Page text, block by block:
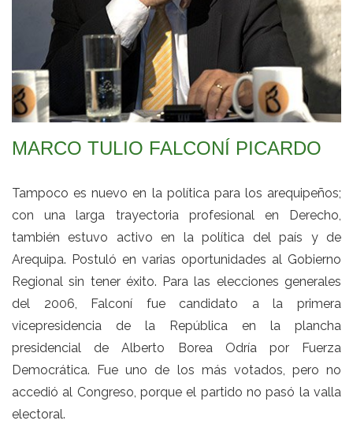
MARCO TULIO FALCONÍ PICARDO
Tampoco es nuevo en la política para los arequipeños;
con una larga trayectoria profesional en Derecho,
también estuvo activo en la política del país y de
Arequipa. Postuló en varias oportunidades al Gobierno
Regional sin tener éxito. Para las elecciones generales
del 2006, Falconí fue candidato a la primera
vicepresidencia de la República en la plancha
presidencial de Alberto Borea Odría por Fuerza
Democrática. Fue uno de los más votados, pero no
accedió al Congreso, porque el partido no pasó la valla
electoral.